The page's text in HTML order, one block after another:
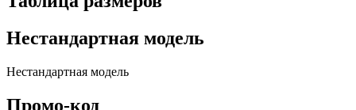
Нестандартная модель
Нестандартная модель
Промо-код